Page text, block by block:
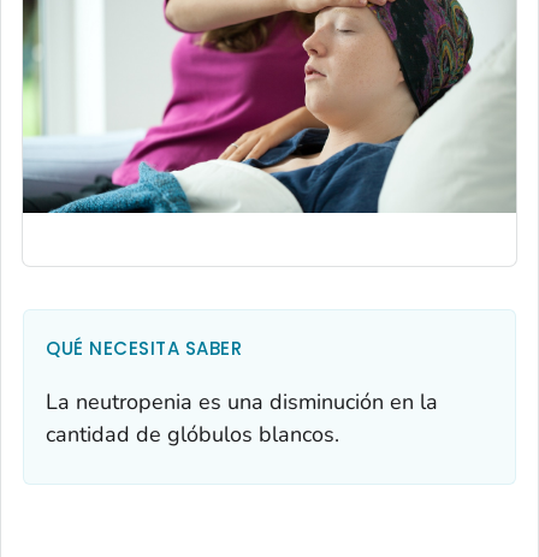
QUÉ NECESITA SABER
La neutropenia es una disminución en la
cantidad de glóbulos blancos.